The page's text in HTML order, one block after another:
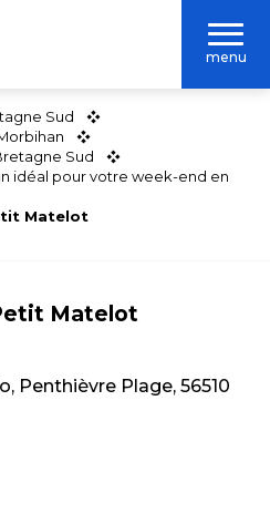
menu
Sud
Sud
idéal pour votre week-end en
Matelot
Matelot
Penthièvre Plage, 56510